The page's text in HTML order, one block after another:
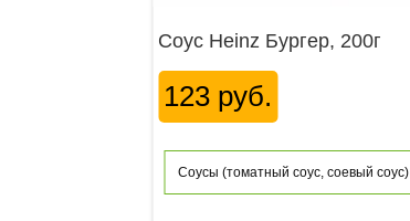
Соус Heinz Бургер, 200г
123 руб.
Соусы (томатный соус, соевый соус)